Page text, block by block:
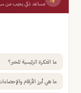
مساعد ذكي يجيب من
ما الفكرة الرئيسية للخبر؟
ما هي أبرز الأرقام